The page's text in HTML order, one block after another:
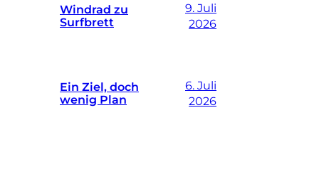
Windrad zu
Surfbrett
9. Juli
2026
Ein Ziel, doch
wenig Plan
6. Juli
2026